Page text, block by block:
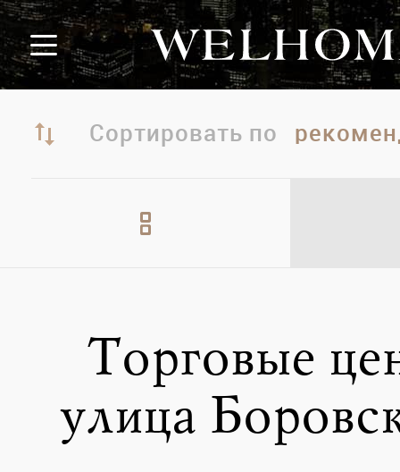
Сортировать по
Торговые
улица